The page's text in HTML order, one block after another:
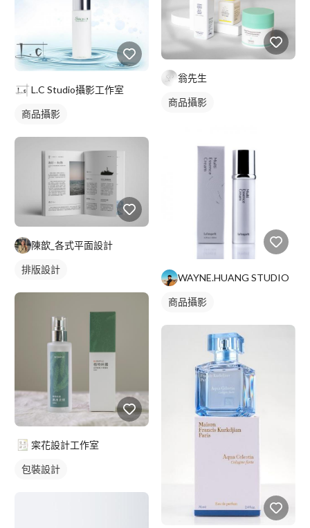
L.C Studio攝影工作室
商品攝影
陳歆_各式平面設計
排版設計
寀花設計工作室
包裝設計
翁先生
商品攝影
WAYNE.HUANG STUDIO
商品攝影